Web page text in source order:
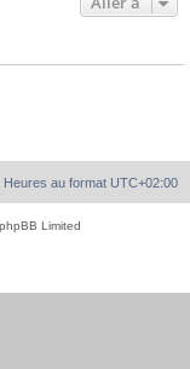
Heures au format UTC+02:00
Limited